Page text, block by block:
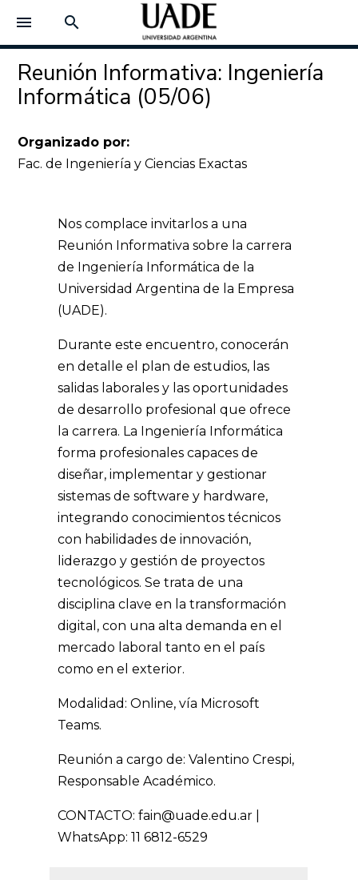
menu search
Reunión Informativa: Ingeniería
Informática (05/06)
Organizado por:
Fac. de Ingeniería y Ciencias Exactas
Nos complace invitarlos a una
Reunión Informativa sobre la carrera
de Ingeniería Informática de la
Universidad Argentina de la Empresa
(UADE).
Durante este encuentro, conocerán
en detalle el plan de estudios, las
salidas laborales y las oportunidades
de desarrollo profesional que ofrece
la carrera. La Ingeniería Informática
forma profesionales capaces de
diseñar, implementar y gestionar
sistemas de software y hardware,
integrando conocimientos técnicos
con habilidades de innovación,
liderazgo y gestión de proyectos
tecnológicos. Se trata de una
disciplina clave en la transformación
digital, con una alta demanda en el
mercado laboral tanto en el país
como en el exterior.
Modalidad: Online, vía Microsoft
Teams.
Reunión a cargo de: Valentino Crespi,
Responsable Académico.
CONTACTO: fain@uade.edu.ar |
WhatsApp: 11 6812-6529